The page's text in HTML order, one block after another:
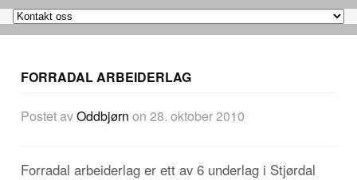
FORRADAL ARBEIDERLAG
Postet avOddbjørn on 28. oktober 2010
Forradal arbeiderlag er ett av 6 underlag i Stjørdal